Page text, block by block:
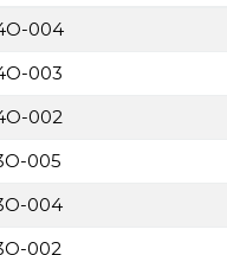
004
003
002
005
004
002